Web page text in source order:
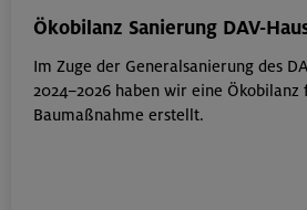
Ötztaler Alpen
Ökobilanz Sanierung DAV-
Im Zuge der Generalsanierung des
2024–2026 haben wir eine Ökobilanz
Baumaßnahme erstellt.